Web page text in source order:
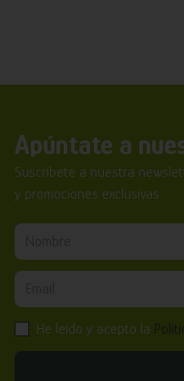
Apúntate a
Suscríbete a nuestra
y promociones exclusivas.
He leído y acepto la